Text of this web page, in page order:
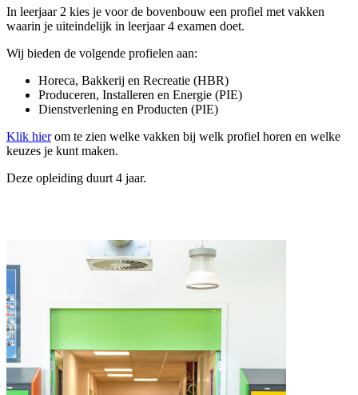
In leerjaar 2 kies je voor de bovenbouw een profiel met vakken
waarin je uiteindelijk in leerjaar 4 examen doet.
Wij bieden de volgende profielen aan:
Horeca, Bakkerij en Recreatie (HBR)
Produceren, Installeren en Energie (PIE)
Dienstverlening en Producten (PIE)
Klik hierom te zien welke vakken bij welk profiel horen en welke
keuzes je kunt maken.
Deze opleiding duurt 4 jaar.